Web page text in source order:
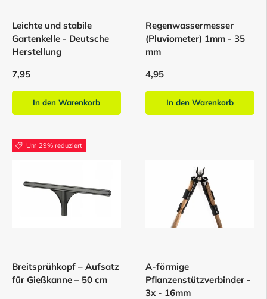
Leichte und stabile
Gartenkelle - Deutsche
Herstellung
7,95
In den Warenkorb
Regenwassermesser
(Pluviometer) 1mm - 35
mm
4,95
In den Warenkorb
Um 29% reduziert
Breitsprühkopf – Aufsatz
für Gießkanne – 50 cm
A-förmige
Pflanzenstützverbinder -
3x - 16mm